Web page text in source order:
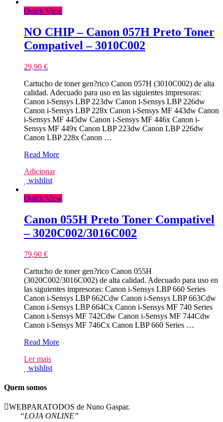
Quick View
NO CHIP – Canon 057H Preto Toner
Compativel – 3010C002
29,90 €
Cartucho de toner gen?rico Canon 057H (3010C002) de alta
calidad. Adecuado para uso en las siguientes impresoras:
Canon i-Sensys LBP 223dw Canon i-Sensys LBP 226dw
Canon i-Sensys LBP 228x Canon i-Sensys MF 443dw Canon
i-Sensys MF 445dw Canon i-Sensys MF 446x Canon i-
Sensys MF 449x Canon LBP 223dw Canon LBP 226dw
Canon LBP 228x Canon …
NO
–
Canon
Preto
Compativel
–
3010C002
Read More
Adicionar
wishlist
Quick View
Canon 055H Preto Toner Compativel
– 3020C002/3016C002
79,90 €
Cartucho de toner gen?rico Canon 055H
(3020C002/3016C002) de alta calidad. Adecuado para uso en
las siguientes impresoras: Canon i-Sensys LBP 660 Series
Canon i-Sensys LBP 662Cdw Canon i-Sensys LBP 663Cdw
Canon i-Sensys LBP 664Cx Canon i-Sensys MF 740 Series
Canon i-Sensys MF 742Cdw Canon i-Sensys MF 744Cdw
Canon i-Sensys MF 746Cx Canon LBP 660 Series …
Canon
Preto
Toner
–
Read More
Ler mais
wishlist
Quem somos
WEBPARATODOS de Nuno Gaspar.
“LOJA ONLINE”